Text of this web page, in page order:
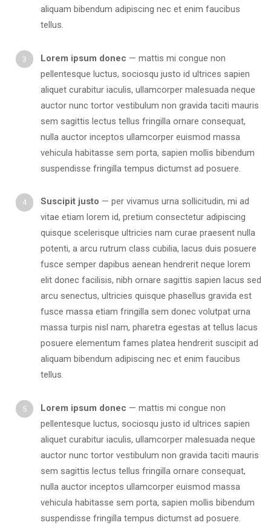
aliquam bibendum adipiscing nec et enim faucibus
tellus.
Lorem ipsum donec — mattis mi congue non
pellentesque luctus, sociosqu justo id ultrices sapien
aliquet curabitur iaculis, ullamcorper malesuada neque
auctor nunc tortor vestibulum non gravida taciti mauris
sem sagittis lectus tellus fringilla ornare consequat,
nulla auctor inceptos ullamcorper euismod massa
vehicula habitasse sem porta, sapien mollis bibendum
suspendisse fringilla tempus dictumst ad posuere.
Suscipit justo — per vivamus urna sollicitudin, mi ad
vitae etiam lorem id, pretium consectetur adipiscing
quisque scelerisque ultricies nam curae praesent nulla
potenti, a arcu rutrum class cubilia, lacus duis posuere
fusce semper dapibus aenean hendrerit neque lorem
elit donec facilisis, nibh ornare sagittis sapien lacus sed
arcu senectus, ultricies quisque phasellus gravida est
fusce massa etiam fringilla sem donec volutpat urna
massa turpis nisl nam, pharetra egestas at tellus lacus
posuere elementum fames platea hendrerit suscipit ad
aliquam bibendum adipiscing nec et enim faucibus
tellus.
Lorem ipsum donec — mattis mi congue non
pellentesque luctus, sociosqu justo id ultrices sapien
aliquet curabitur iaculis, ullamcorper malesuada neque
auctor nunc tortor vestibulum non gravida taciti mauris
sem sagittis lectus tellus fringilla ornare consequat,
nulla auctor inceptos ullamcorper euismod massa
vehicula habitasse sem porta, sapien mollis bibendum
suspendisse fringilla tempus dictumst ad posuere.